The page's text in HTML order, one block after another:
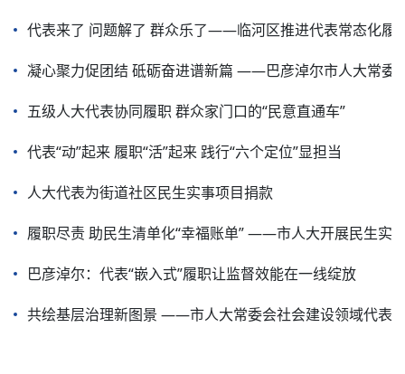
代表来了 问题解了 群众乐了——临河区推进代表常态化履
凝心聚力促团结 砥砺奋进谱新篇 ——巴彦淖尔市人大常委
五级人大代表协同履职 群众家门口的“民意直通车”
代表“动”起来 履职“活”起来 践行“六个定位”显担当
人大代表为街道社区民生实事项目捐款
履职尽责 助民生清单化“幸福账单” ——市人大开展民生实
巴彦淖尔：代表“嵌入式”履职让监督效能在一线绽放
共绘基层治理新图景 ——市人大常委会社会建设领域代表